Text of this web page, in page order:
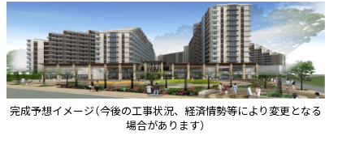
完成予想イメージ（今後の工事状況、経済情勢等により変更となる
場合があります）